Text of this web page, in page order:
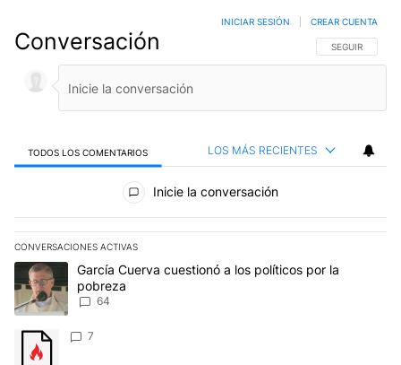
Conversación SIGA ESTA
SEGUIR
INICIAR SESIÓN CREAR CUENTA
TODOS LOS COMENTARIOS LOS MÁS RECIENTES
Todos los comentarios
Inicie la conversación
CONVERSACIONES ACTIVAS
Este listado muestra los artículos con más comentarios en los
Un artículo de tendencia con el título "García Cuerva cuestionó
García Cuerva cuestionó a los políticos por la
pobreza
64
Un artículo de tendencia con el título "" con 7 comentarios.
7